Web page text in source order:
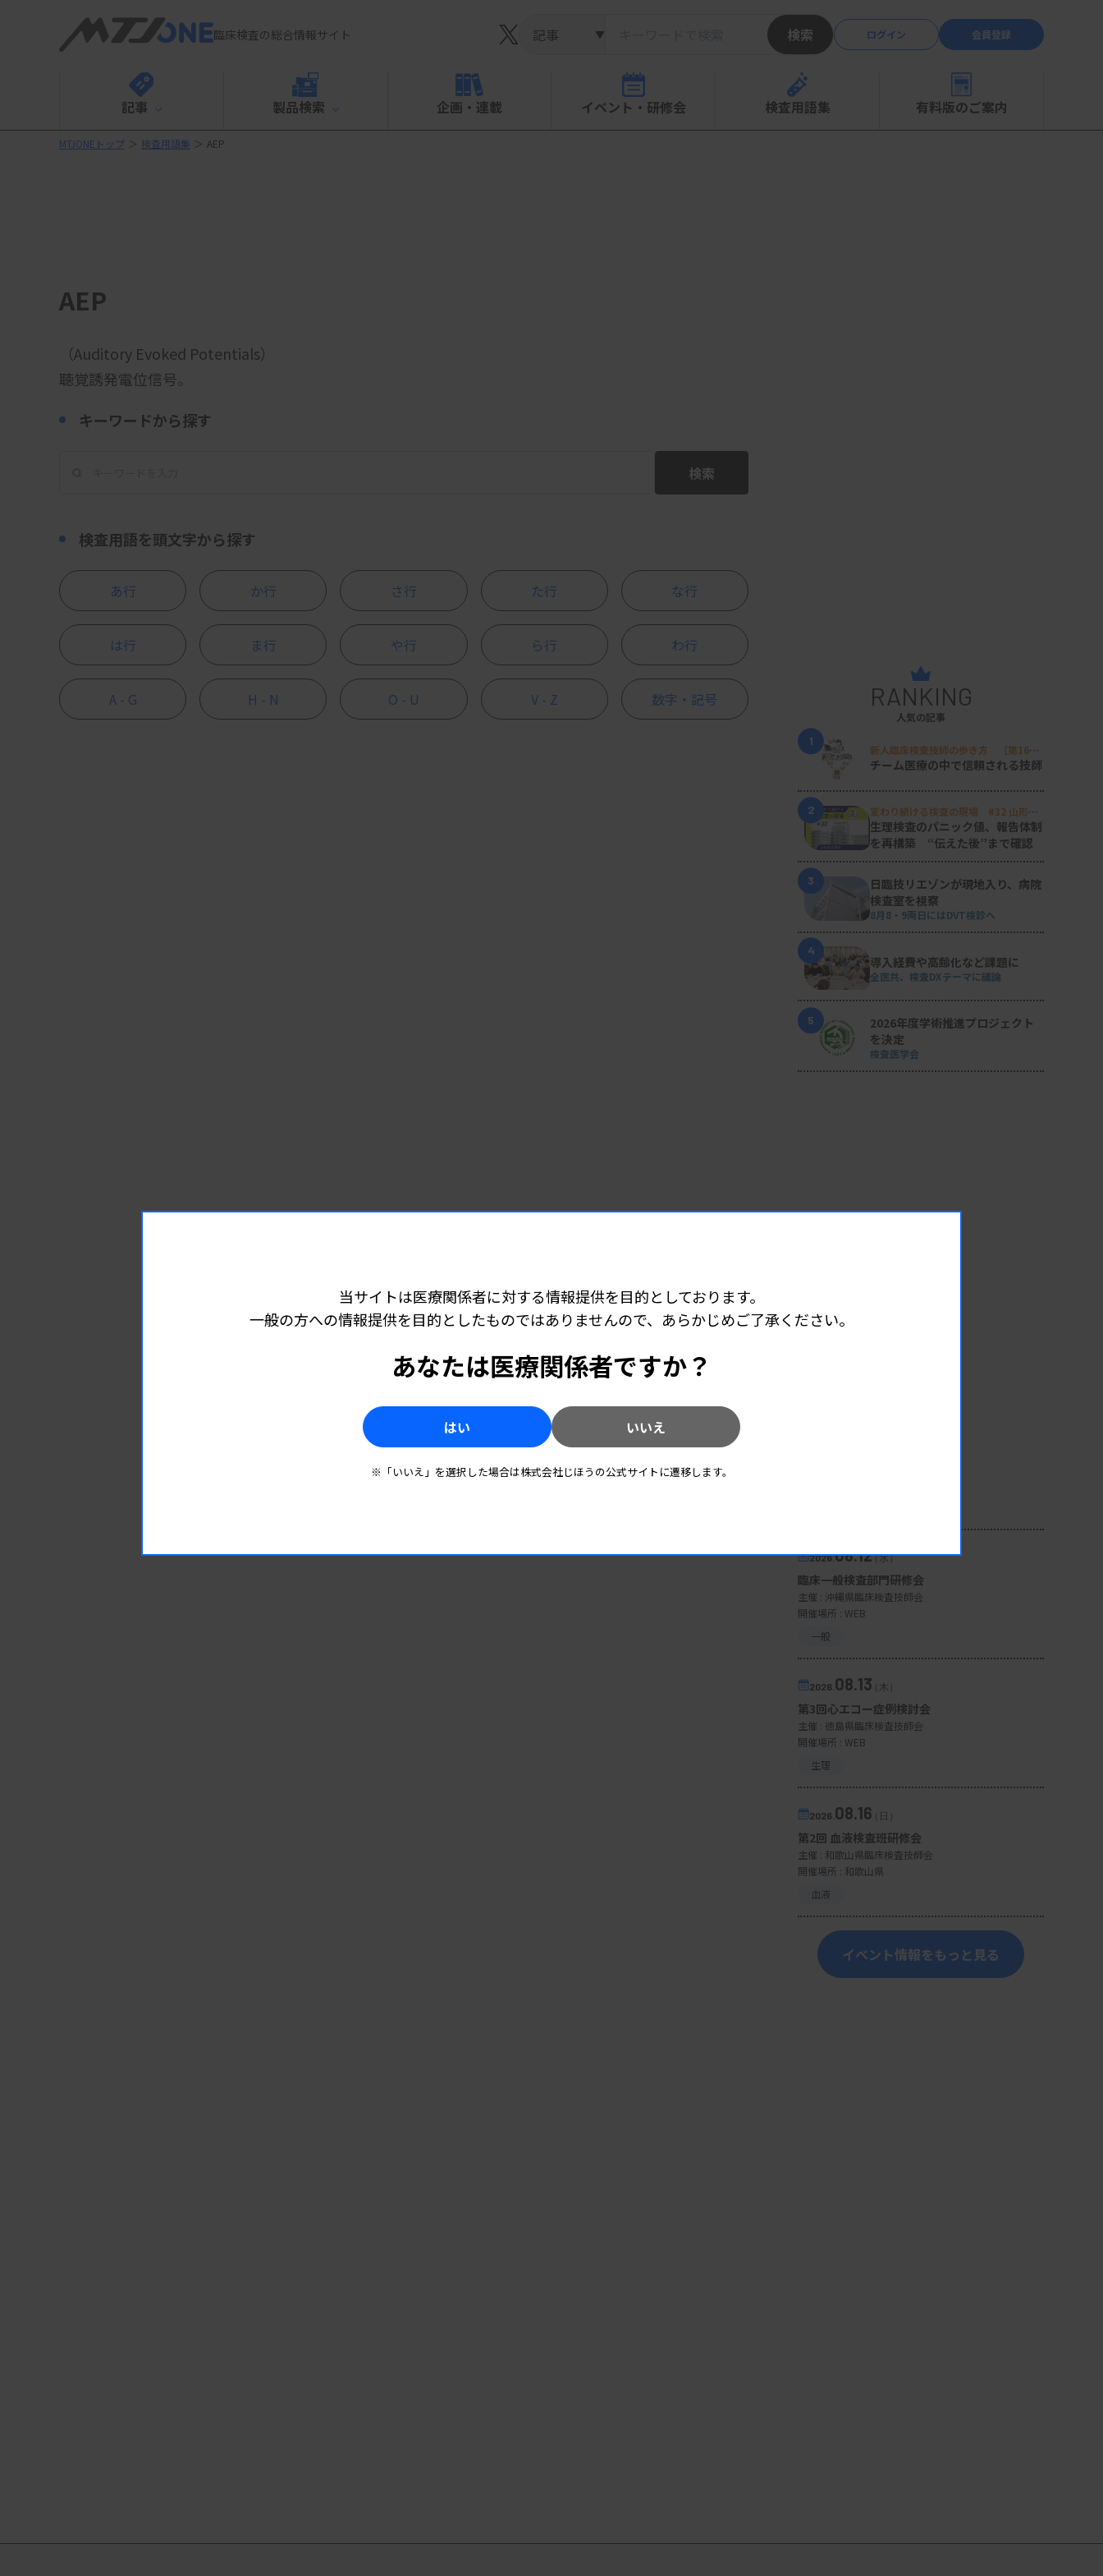
臨床検査の総合情報サイト ▼ 検索 ログイン 会員登録
記事 製品検索 企画・連載 イベント・研修会 検査用語集 有料版のご案内
MTJONEトップ ＞ 検査用語集 ＞ AEP
AEP
（Auditory Evoked Potentials）
聴覚誘発電位信号。
キーワードから探す
検索
検査用語を頭文字から探す
あ行 か行 さ行 た行 な行
は行 ま行 や行 ら行 わ行
A - G H - N O - U V - Z 数字・記号 RANKING
人気の記事
1
新人臨床検査技師の歩き方 ［第16
回］
チーム医療の中で信頼される技師
2
変わり続ける検査の現場 #32 山形済
生病院
生理検査のパニック値、報告体制
を再構築 “伝えた後”まで確認
3
日臨技リエゾンが現地入り、病院
検査室を視察
8月8・9両日にはDVT検診へ
4
導入経費や高齢化など課題に
全医共、検査DXテーマに議論
5
2026年度学術推進プロジェクト
を決定
検査医学会
2026.08.12（水）
臨床一般検査部門研修会
主催 : 沖縄県臨床検査技師会
開催場所 : WEB
一般
2026. 08.13（木）
第3回心エコー症例検討会
主催 : 徳島県臨床検査技師会
開催場所 : WEB
生理
2026. 08.16（日）
第2回 血液検査班研修会
主催 : 和歌山県臨床検査技師会
開催場所 : 和歌山県
血液
イベント情報をもっと見る
当サイトは医療関係者に対する情報提供を目的としております。
一般の方への情報提供を目的としたものではありませんので、あらかじめご了承ください。
あなたは医療関係者ですか？
はい いいえ
※「いいえ」を選択した場合は株式会社じほうの公式サイトに遷移します。